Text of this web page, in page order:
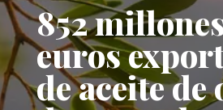
852
euros
de aceite de